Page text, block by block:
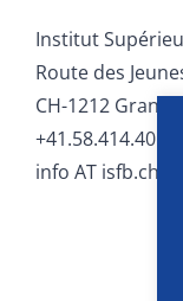
Institut
Route des
CH-1212 Grand-
+41.58.414.40.40
info AT isfb.ch